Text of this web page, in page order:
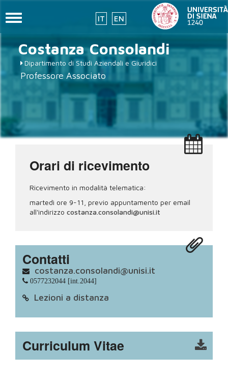
al
contenuto
principale
IT EN
Toggle
Costanza Consolandi
Dipartimento di Studi Aziendali e Giuridici
Professore Associato
Orari di ricevimento
Ricevimento in modalità telematica:
martedì ore 9-11, previo appuntamento per email
all'indirizzo costanza.consolandi@unisi.it
Contatti
costanza.consolandi@unisi.it
0577232044 [int.2044]
Lezioni a distanza
Curriculum Vitae